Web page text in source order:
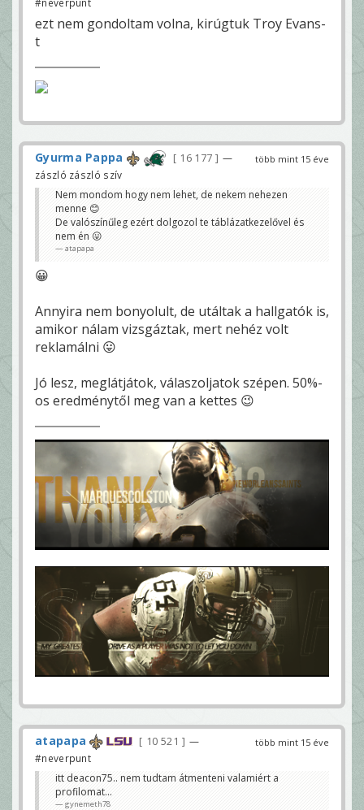
ezt nem gondoltam volna, kirúgtuk Troy Evans-
t
több mint 15 éve
Gyurma Pappa 16 177
—
zászló zászló szív
Nem mondom hogy nem lehet, de nekem nehezen
menne 😊
De valószínűleg ezért dolgozol te táblázatkezelővel és
nem én 😛
atapapa
😀
Annyira nem bonyolult, de utáltak a hallgatók is,
amikor nálam vizsgáztak, mert nehéz volt
reklamálni 😛
Jó lesz, meglátjátok, válaszoljatok szépen. 50%-
os eredménytől meg van a kettes 😉
több mint 15 éve
atapapa 10 521
—
#neverpunt
itt deacon75.. nem tudtam átmenteni valamiért a
profilomat...
gynemeth78